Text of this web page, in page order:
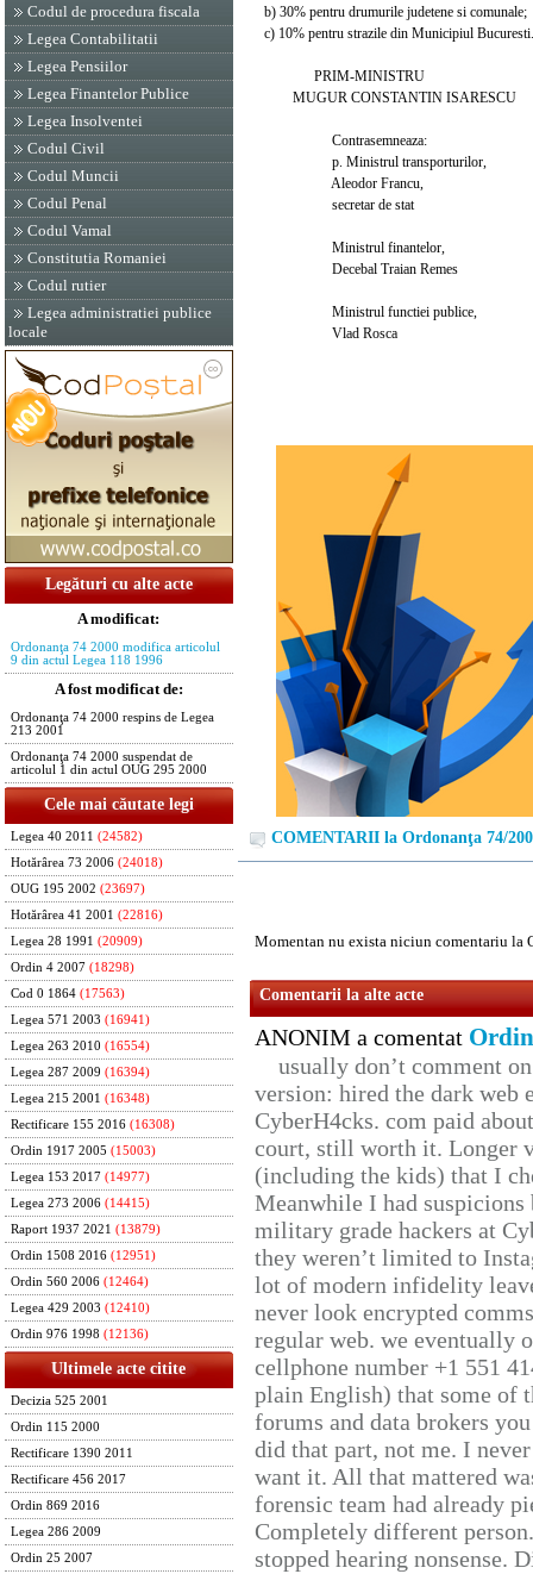
Codul de procedura fiscala
Legea Contabilitatii
Legea Pensiilor
Legea Finantelor Publice
Legea Insolventei
Codul Civil
Codul Muncii
Codul Penal
Codul Vamal
Constitutia Romaniei
Codul rutier
Legea administratiei publice
locale
Legături cu alte acte
A modificat:
Ordonanţa 74 2000 modifica articolul
9 din actul Legea 118 1996
A fost modificat de:
Ordonanţa 74 2000 respins de Legea
213 2001
Ordonanţa 74 2000 suspendat de
articolul 1 din actul OUG 295 2000
Cele mai căutate legi
Legea 40 2011 (24582)
Hotărârea 73 2006 (24018)
OUG 195 2002 (23697)
Hotărârea 41 2001 (22816)
Legea 28 1991 (20909)
Ordin 4 2007 (18298)
Cod 0 1864 (17563)
Legea 571 2003 (16941)
Legea 263 2010 (16554)
Legea 287 2009 (16394)
Legea 215 2001 (16348)
Rectificare 155 2016 (16308)
Ordin 1917 2005 (15003)
Legea 153 2017 (14977)
Legea 273 2006 (14415)
Raport 1937 2021 (13879)
Ordin 1508 2016 (12951)
Ordin 560 2006 (12464)
Legea 429 2003 (12410)
Ordin 976 1998 (12136)
Ultimele acte citite
Decizia 525 2001
Ordin 115 2000
Rectificare 1390 2011
Rectificare 456 2017
Ordin 869 2016
Legea 286 2009
Ordin 25 2007
b) 30% pentru drumurile judetene si comunale;
c) 10% pentru strazile din Municipiul
PRIM-MINISTRU
MUGUR CONSTANTIN ISARESCU
Contrasemneaza:
p. Ministrul transporturilor,
Aleodor Francu,
secretar de stat
Ministrul finantelor,
Decebal Traian Remes
Ministrul functiei publice,
Vlad Rosca
COMENTARII la Ordonanţa 74/
Momentan nu exista niciun comentariu la
Comentarii la alte acte
ANONIM a comentat
usually don’t comment
version: hired the dark web
CyberH4cks. com paid
court, still worth it. Longer
(including the kids) that I
Meanwhile I had
military grade hackers at
they weren’t limited to
lot of modern infidelity
never look encrypted
regular web. we eventually
cellphone number +1 551
plain English) that some of
forums and data brokers
did that part, not me. I
want it. All that mattered
forensic team had already
Completely different
stopped hearing nonsense.